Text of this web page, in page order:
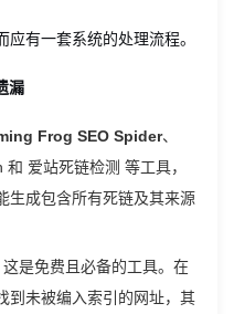
有一套系统的处理流程。
漏
Frog SEO Spider、
爱站死链检测 等工具，
生成包含所有死链及其来源
这是免费且必备的工具。在
到未被编入索引的网址，其